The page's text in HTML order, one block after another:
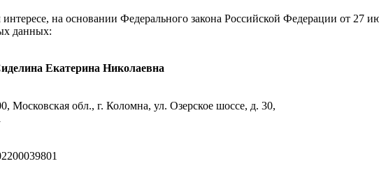
на основании Федерального закона Российской Федерации от 27
данных:
Екатерина Николаевна
Московская обл., г. Коломна, ул. Озерское шоссе, д. 30,